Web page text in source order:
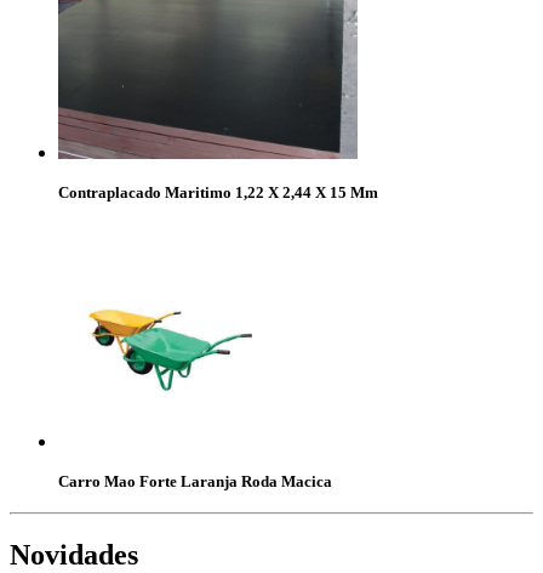
Contraplacado Maritimo 1,22 X 2,44 X 15 Mm
Carro Mao Forte Laranja Roda Macica
Novidades